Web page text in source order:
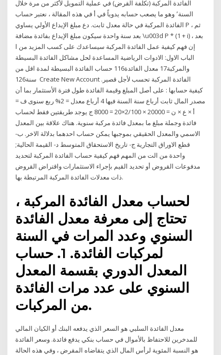
الفائدة المركبة (تكلفة القرض) في عملية التمويل لأكثر من مرة خلال
السنة٬ وهو ما يصعب حسابه يدوياً في أ في هذه المقالة ، نعتبر حساب
الفائدة المركبة في حالة معدل ثابت. دع مبلغ الإيداع الأولي يساوي P ، ثم
بعد سنة واحدة سيكون مبلغ الإيداع بفائدة مضافة \u003d P * (1 + i) ، بعد
إن فهم كيفية عمل الفائدة المركبة سيساعدك على كسب المزيد من ا
الباب الاول: الادوات الرياضية المساعدة لحل مشاكل الفائدة البسيطة
والمركبة17 معدل الفائدة116 حساب الفائدة البسيطة لمدة اقل من
سنة126 Create New Account الفائدة المركبة تحسب لأجل قصير.
كيفية حسابها : على أصل المبلغ وقيمة الفائدة طول فترة الأستثمار بما أن
مصدر المال ثابت أرباع سنة السنة فيها 4 أرباع معدل = 2% ربع سنوى ف =
أ × ع × ن = 20000 × 2/100×20 = 8000 ج يوجد طريقتين فقط لحساب
فائدة وجملة مبلغ ما بمعدل فائدة مركبة سنوية. هناك علاقة بين المعدل
الاسمي والمعدل الحقيقي بموجبها يمكن حساب احدهما بدلالة الاخر. ب-
قطع الاوراق التجارية ج- تاريخ الاستحقاق المتوسط د- القيمة الحالية;
واحدة من الت من المهم فهم كيفية حساب الفائدة المركبة لتحديد
مدفوعات القروض أو تحديد القيم بإجراء الاستثمارات واقتراض القروض
ذات معدلات الفائدة المركبة المرتبطة بها.
لحساب معدل الفائدة المركبة ،
تحتاج إلى معرفة معدل الفائدة
السنوي وعدد المرات في السنة
لمركبات الفائدة. 1. حساب
المعدل الدوري بقسمة المعدل
السنوي على عدد مرات الفائدة
من المركبات.
معدل الفائدة السلبي هو السعر الذي يدفعه البنك أو الكيان المالي
للمدخرين للاحتفاظ بالأموال في حساب بنكي يدفع فائدة. وسعر الفائدة
هو النسبة المئوية لرأس المال الذي يتقاضاه المقرض ، وفي هذه الحالة